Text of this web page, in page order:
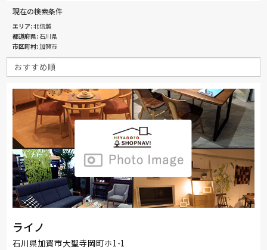
現在の検索条件
エリア 北信越
都道府県 石川県
市区町村 加賀市
ライノ
石川県加賀市大聖寺岡町ホ1-1